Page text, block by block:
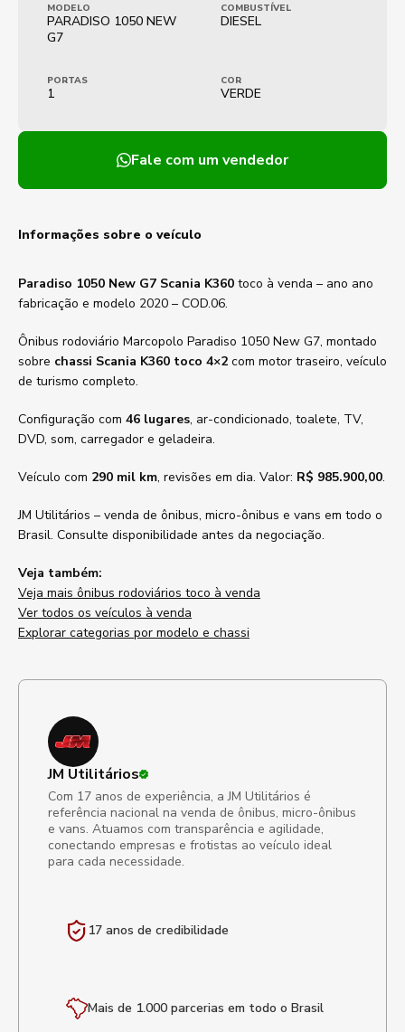
MODELO
PARADISO 1050 NEW
G7
COMBUSTÍVEL
DIESEL
PORTAS
1
COR
VERDE
Fale com um vendedor
Informações sobre o veículo
Paradiso 1050 New G7 Scania K360 toco à venda – ano ano
fabricação e modelo 2020 – COD.06.
Ônibus rodoviário Marcopolo Paradiso 1050 New G7, montado
sobre chassi Scania K360 toco 4×2 com motor traseiro, veículo
de turismo completo.
Configuração com 46 lugares, ar-condicionado, toalete, TV,
DVD, som, carregador e geladeira.
Veículo com 290 mil km, revisões em dia. Valor: R$ 985.900,00.
JM Utilitários – venda de ônibus, micro-ônibus e vans em todo o
Brasil. Consulte disponibilidade antes da negociação.
Veja também:
Veja mais ônibus rodoviários toco à venda
Ver todos os veículos à venda
Explorar categorias por modelo e chassi
JM Utilitários
Com 17 anos de experiência, a JM Utilitários é
referência nacional na venda de ônibus, micro-ônibus
e vans. Atuamos com transparência e agilidade,
conectando empresas e frotistas ao veículo ideal
para cada necessidade.
17 anos de credibilidade
Mais de 1.000 parcerias em todo o Brasil